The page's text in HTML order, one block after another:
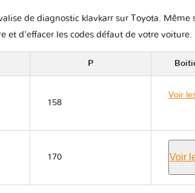
de diagnostic klavkarr sur Toyota. Même
et d'effacer les codes défaut de votre voiture.
P
158
Voir
170 Voir